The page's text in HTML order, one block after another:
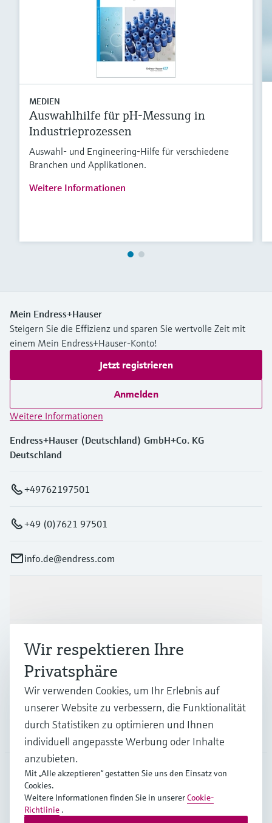
MEDIEN
Auswahlhilfe für pH-Messung in
Industrieprozessen
Auswahl- und Engineering-Hilfe für verschiedene
Branchen und Applikationen.
Weitere Informationen
Mein Endress+Hauser
Steigern Sie die Effizienz und sparen Sie wertvolle Zeit mit
einem Mein Endress+Hauser-Konto!
Jetzt registrieren
Anmelden
Weitere Informationen
Endress+Hauser (Deutschland) GmbH+Co. KG
Deutschland
+49762197501
+49 (0)7621 97501
info.de@endress.com
Branchen
Support
Unternehmen
DEU
Wir respektieren Ihre
Privatsphäre
Wir verwenden Cookies, um Ihr Erlebnis auf
unserer Website zu verbessern, die Funktionalität
durch Statistiken zu optimieren und Ihnen
individuell angepasste Werbung oder Inhalte
anzubieten.
Mit „Alle akzeptieren“ gestatten Sie uns den Einsatz von
Cookies.
Weitere Informationen finden Sie in unsererCookie-
Richtlinie .